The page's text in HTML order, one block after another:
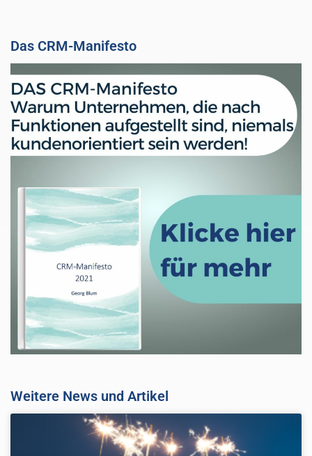
Das CRM-Manifesto
Weitere News und Artikel